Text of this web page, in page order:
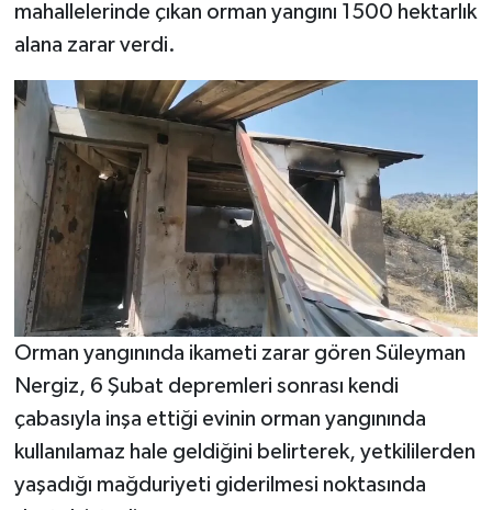
mahallelerinde çıkan orman yangını 1500 hektarlık
alana zarar verdi.
Orman yangınında ikameti zarar gören Süleyman
Nergiz, 6 Şubat depremleri sonrası kendi
çabasıyla inşa ettiği evinin orman yangınında
kullanılamaz hale geldiğini belirterek, yetkililerden
yaşadığı mağduriyeti giderilmesi noktasında